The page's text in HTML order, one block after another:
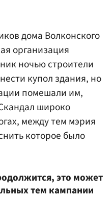
дома Волконского
организация
ночью строители
купол здания, но
помешали им,
широко
между тем мэрия
которое было
это может
тем кампании